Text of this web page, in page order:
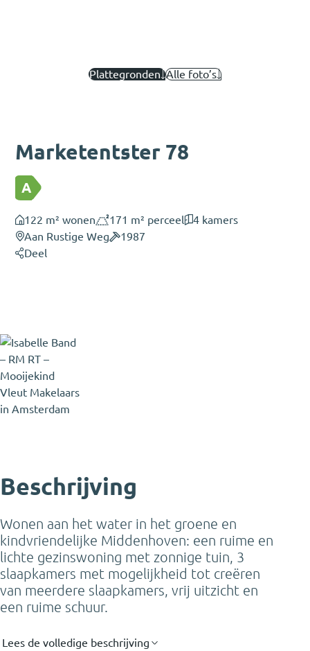
Plattegronden Alle foto’s
Marketentster 78
A
122 m² wonen 171 m² perceel
4 kamers
Aan Rustige Weg
1987
Deel
Beschrijving
Wonen aan het water in het groene en
kindvriendelijke Middenhoven: een ruime en
lichte gezinswoning met zonnige tuin, 3
slaapkamers met mogelijkheid tot creëren
van meerdere slaapkamers, vrij uitzicht en
een ruime schuur.
Lees de volledige beschrijving